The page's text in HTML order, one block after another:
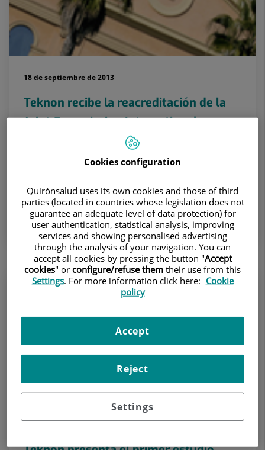
18 de septiembre de 2013
Teknon recibe la reacreditación de la
Joint Commission International
Por cuarta vez consecutiva Centro Médico Teknon ha
obtenido la certificación en calidad otorgada por la
las siete entidade...
9 de julio de 2013
Cookies configuration
Quirónsalud uses its own cookies and those of third
parties (located in countries whose legislation does not
guarantee an adequate level of data protection) for
user authentication, statistical analysis, improving
services and showing personalised advertising
through the analysis of your navigation. You can
accept all cookies by pressing the button "Accept
cookies" or configure/refuse them their use from this
Settings. For more information click here: Cookie
policy
Settings
Reject
Accept